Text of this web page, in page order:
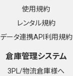
使用規約
レンタル規約
データ連携API利用規約
倉庫管理システム
3PL/物流倉庫様へ